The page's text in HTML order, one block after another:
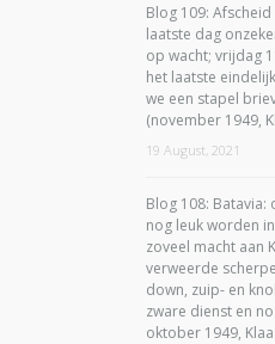
Blog 109:
laatste dag
op wacht; vrijdag
het laatste
we een stapel
(november 1949,
19 August, 2021
Blog 108: Batavia:
nog leuk worden
zoveel macht aan
verweerde
down, zuip- en
zware dienst en
oktober 1949,